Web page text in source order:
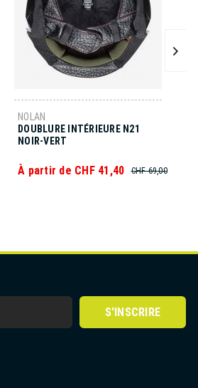
NOLAN
DOUBLURE INTÉRIEURE N21
NOIR-VERT
À partir de CHF 41,40 CHF 69,00
S'INSCRIRE